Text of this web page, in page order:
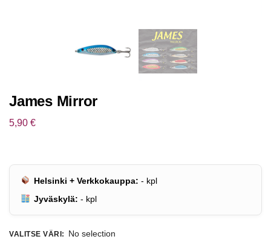
James Mirror
5,90 €
Helsinki + Verkkokauppa: - kpl
Jyväskylä: - kpl
VALITSE VÄRI: No selection